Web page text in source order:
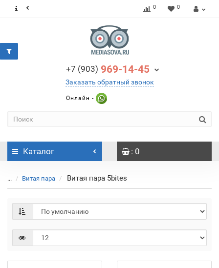
0 0
+7 (903) 969-14-45
Заказать обратный звонок
Онлайн -
Каталог : 0
... Витая пара Витая пара 5bites